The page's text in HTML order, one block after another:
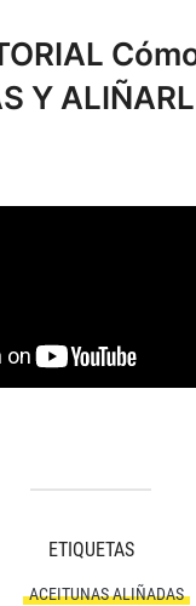
Y
ETIQUETAS
ACEITUNAS ALIÑADAS